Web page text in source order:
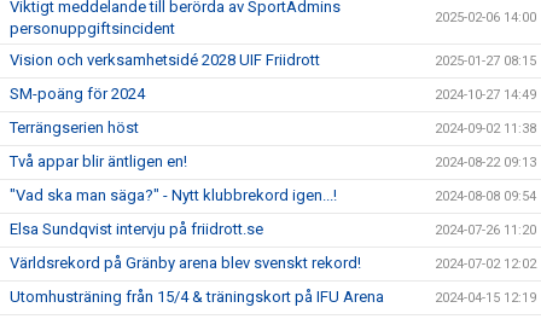
Viktigt meddelande till berörda av SportAdmins
personuppgiftsincident
2025-02-06 14:00
Vision och verksamhetsidé 2028 UIF Friidrott 2025-01-27 08:15
SM-poäng för 2024 2024-10-27 14:49
Terrängserien höst 2024-09-02 11:38
Två appar blir äntligen en! 2024-08-22 09:13
"Vad ska man säga?" - Nytt klubbrekord igen...! 2024-08-08 09:54
Elsa Sundqvist intervju på friidrott.se 2024-07-26 11:20
Världsrekord på Gränby arena blev svenskt rekord! 2024-07-02 12:02
Utomhusträning från 15/4 & träningskort på IFU Arena 2024-04-15 12:19